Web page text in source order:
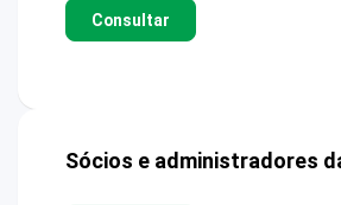
Consultar
Sócios e administradores